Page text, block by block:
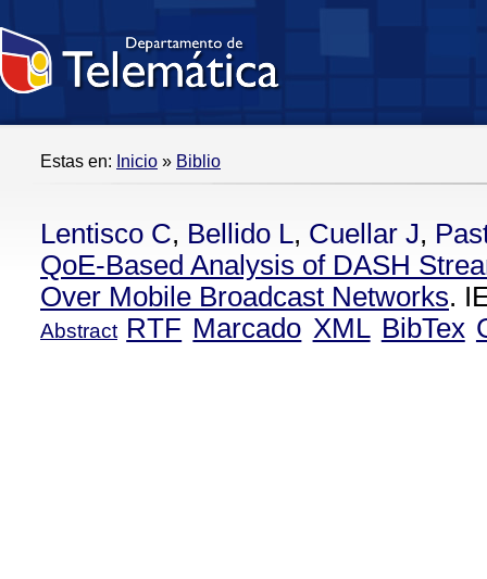
Estas en: Inicio » Biblio
Lentisco C, Bellido L, Cuellar J,
QoE-Based Analysis of DASH
Over Mobile Broadcast Networks.
Abstract RTF Marcado XML BibTex